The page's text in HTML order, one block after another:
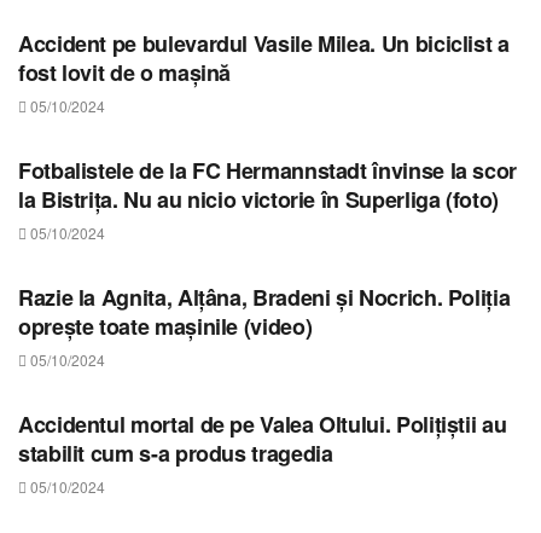
Accident pe bulevardul Vasile Milea. Un biciclist a
fost lovit de o mașină
05/10/2024
Fotbalistele de la FC Hermannstadt învinse la scor
la Bistrița. Nu au nicio victorie în Superliga (foto)
05/10/2024
Razie la Agnita, Alțâna, Bradeni și Nocrich. Poliția
oprește toate mașinile (video)
05/10/2024
Accidentul mortal de pe Valea Oltului. Polițiștii au
stabilit cum s-a produs tragedia
05/10/2024